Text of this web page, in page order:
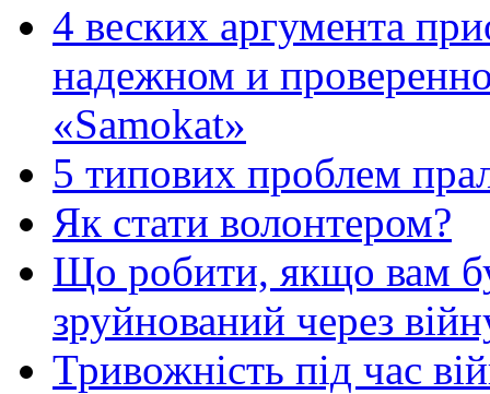
4 веских аргумента
надежном и
«Samokat»
5 типових проблем
Як стати волонтером?
Що робити, якщо вам
зруйнований через
Тривожність під час